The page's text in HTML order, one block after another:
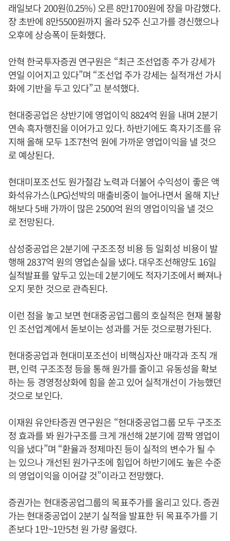
래일보다 200원(0.25%) 오른 8만1700원에 장을 마감했다.
장 초반에 8만5500원까지 올라 52주 신고가를 경신했으나
오후에 상승폭이 둔화했다.
안혁 한국투자증권 연구원은 “최근 조선업종 주가 강세가
연일 이어지고 있다”며 “조선업 주가 강세는 실적개선 가시
화에 기반을 두고 있다”고 분석했다.
현대중공업은 상반기에 영업이익 8824억 원을 내며 2분기
연속 흑자행진을 이어가고 있다. 하반기에도 흑자기조를 유
지해 올해 모두 1조7천억 원에 가까운 영업이익을 낼 것으
로 예상된다.
현대미포조선도 원가절감 노력과 더불어 수익성이 좋은 액
화석유가스(LPG)선박의 매출비중이 늘어나면서 올해 지난
해보다 5배 가까이 많은 2500억 원의 영업이익을 낼 것으
로 전망된다.
삼성중공업은 2분기에 구조조정 비용 등 일회성 비용이 발
행해 2837억 원의 영업손실을 냈다. 대우조선해양도 16일
실적발표를 앞두고 있는데 2분기에도 적자기조에서 빠져나
오지 못한 것으로 관측된다.
이런 점을 놓고 보면 현대중공업그룹의 호실적은 현재 불황
인 조선업계에서 돋보이는 성과를 거둔 것으로평가된다.
현대중공업과 현대미포조선이 비핵심자산 매각과 조직 개
편, 인력 구조조정 등을 통해 원가를 줄이고 유동성을 확보
하는 등 경영정상화에 힘을 쏟고 있어 실적개선이 가능했던
것으로 보인다.
이재원 유안타증권 연구원은 “현대중공업그룹 모두 구조조
정 효과를 봐 원가구조를 크게 개선해 2분기에 깜짝 영업이
익을 냈다”며 “환율과 정제마진 등이 실적의 변수가 될 수
는 있으나 개선된 원가구조에 힘입어 하반기에도 높은 수준
의 영업이익을 이어갈 것”이라고 전망했다.
증권가는 현대중공업그룹의 목표주가를 올리고 있다. 증권
가는 현대중공업이 2분기 실적을 발표한 뒤 목표주가를 기
존보다 1만~1만5천 원 가량 올렸다.